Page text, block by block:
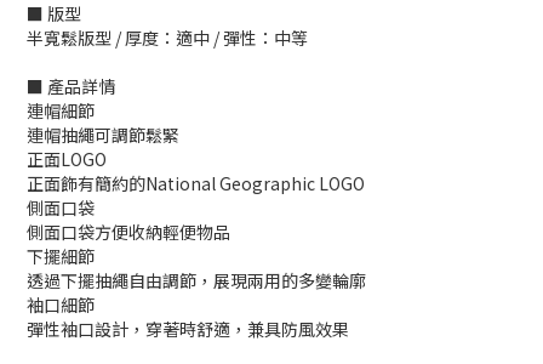
■ 版型
半寬鬆版型 / 厚度：適中 / 彈性：中等
■ 產品詳情
連帽細節
連帽抽繩可調節鬆緊
正面LOGO
正面飾有簡約的National Geographic LOGO
側面口袋
側面口袋方便收納輕便物品
下擺細節
透過下擺抽繩自由調節，展現兩用的多變輪廓
袖口細節
彈性袖口設計，穿著時舒適，兼具防風效果